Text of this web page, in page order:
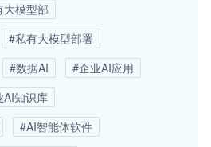
大模型部
#私有大模型部署
#数据AI
#企业AI应用
AI知识库
#AI智能体软件